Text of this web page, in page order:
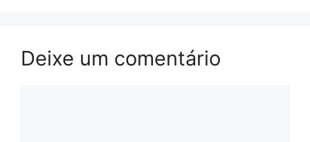
Deixe um comentário